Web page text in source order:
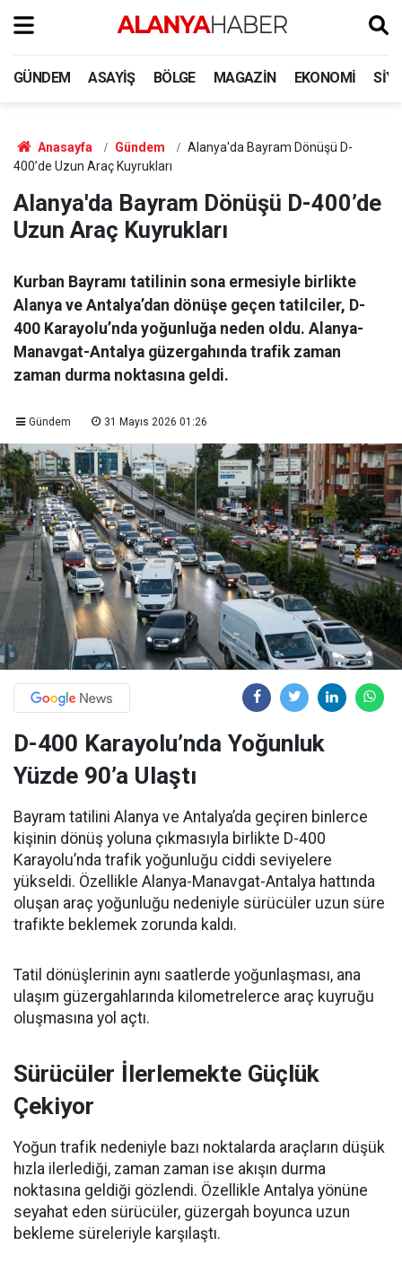
GÜNDEM ASAYIŞ BÖLGE MAGAZIN EKONOMI
Anasayfa Gündem
Alanya'da Bayram Dönüşü D-
400’de Uzun Araç Kuyrukları
Alanya'da Bayram Dönüşü D-400’de
Uzun Araç Kuyrukları
Kurban Bayramı tatilinin sona ermesiyle birlikte
Alanya ve Antalya’dan dönüşe geçen tatilciler, D-
400 Karayolu’nda yoğunluğa neden oldu. Alanya-
Manavgat-Antalya güzergahında trafik zaman
zaman durma noktasına geldi.
Gündem 31 Mayıs 2026 01:26
D-400 Karayolu’nda Yoğunluk
Yüzde 90’a Ulaştı
Bayram tatilini Alanya ve Antalya’da geçiren binlerce
kişinin dönüş yoluna çıkmasıyla birlikte D-400
Karayolu’nda trafik yoğunluğu ciddi seviyelere
yükseldi. Özellikle Alanya-Manavgat-Antalya hattında
oluşan araç yoğunluğu nedeniyle sürücüler uzun süre
trafikte beklemek zorunda kaldı.
Tatil dönüşlerinin aynı saatlerde yoğunlaşması, ana
ulaşım güzergahlarında kilometrelerce araç kuyruğu
oluşmasına yol açtı.
Sürücüler İlerlemekte Güçlük
Çekiyor
Yoğun trafik nedeniyle bazı noktalarda araçların düşük
hızla ilerlediği, zaman zaman ise akışın durma
noktasına geldiği gözlendi. Özellikle Antalya yönüne
seyahat eden sürücüler, güzergah boyunca uzun
bekleme süreleriyle karşılaştı.